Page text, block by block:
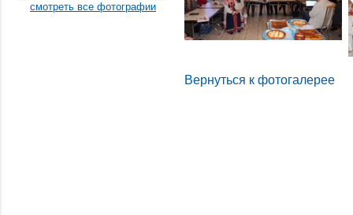
смотреть все фотографии
Вернуться к фотогалерее